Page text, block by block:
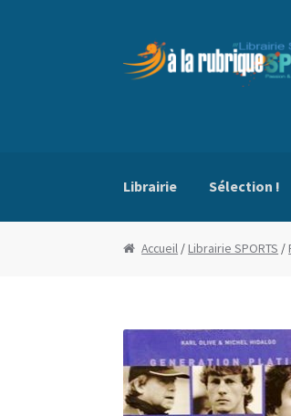
Aller
à
Aller
au
Librairie Sélection !
AccueilBlogBoutique
Accueil / Librairie SPORTS /